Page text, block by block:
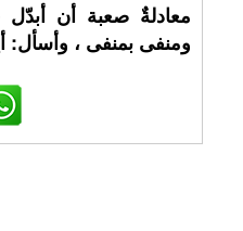
معادلةٌ صعبة أن
ومنفى بمنفى ، وأسأل: